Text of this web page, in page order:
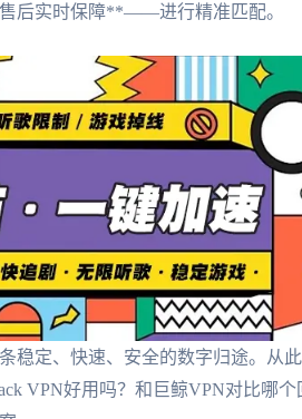
后实时保障**——进行精准匹配。
稳定、快速、安全的数字归途。从
VPN好用吗？和巨鲸VPN对比哪个